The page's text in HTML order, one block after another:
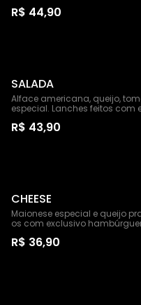
e bovina.
R$ 44,90
SALADA
Alface americana, queijo,
especial. Lanches feitos com
ina. Acompanha: Batata frita e maionese esp
R$ 43,90
CHEESE
Maionese especial e queijo
os com exclusivo
R$ 36,90